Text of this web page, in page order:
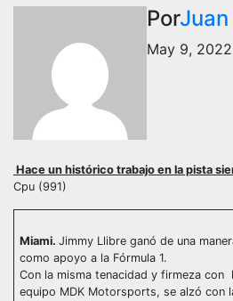
PorJuan
May 9, 2022
Hace un histórico trabajo en la pista
Cpu (991)
Miami.Jimmy Llibre ganó de una
como apoyo a la Fórmula 1.
Con la misma tenacidad y firmeza con
equipo MDK Motorsports, se alzó con